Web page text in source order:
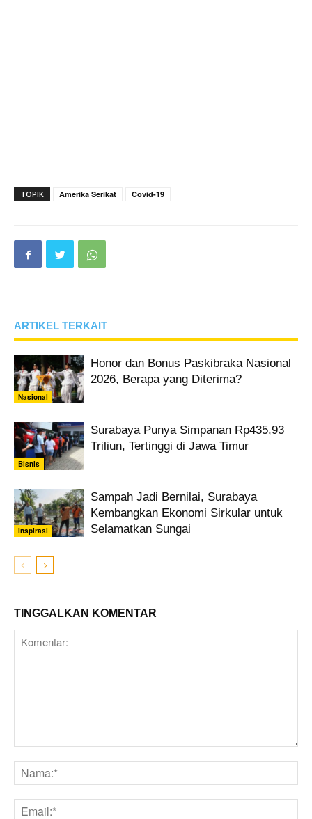
TOPIK Amerika Serikat Covid-19
ARTIKEL TERKAIT
Nasional
Honor dan Bonus Paskibraka Nasional
2026, Berapa yang Diterima?
Bisnis
Surabaya Punya Simpanan Rp435,93
Triliun, Tertinggi di Jawa Timur
Inspirasi
Sampah Jadi Bernilai, Surabaya
Kembangkan Ekonomi Sirkular untuk
Selamatkan Sungai
TINGGALKAN KOMENTAR